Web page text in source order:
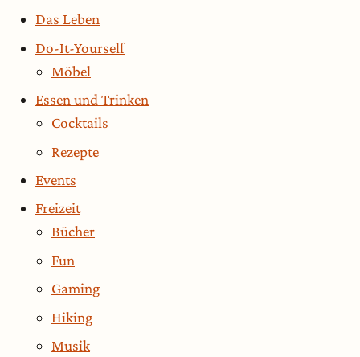
Das Leben
Do-It-Yourself
Möbel
Essen und Trinken
Cocktails
Rezepte
Events
Freizeit
Bücher
Fun
Gaming
Hiking
Musik